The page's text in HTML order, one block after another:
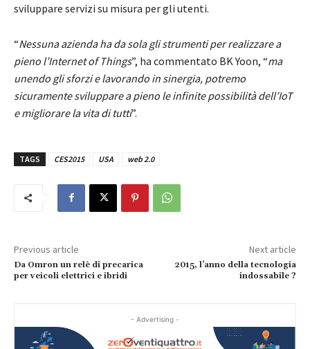
sviluppare servizi su misura per gli utenti.
“Nessuna azienda ha da sola gli strumenti per realizzare a
pieno l’Internet of Things”, ha commentato BK Yoon, “ma
unendo gli sforzi e lavorando in sinergia, potremo
sicuramente sviluppare a pieno le infinite possibilità dell’IoT
e migliorare la vita di tutti”.
TAGS CES2015 USA web 2.0
Previous article
Da Omron un relè di precarica
per veicoli elettrici e ibridi
Next article
2015, l’anno della tecnologia
indossabile ?
- Advertising -